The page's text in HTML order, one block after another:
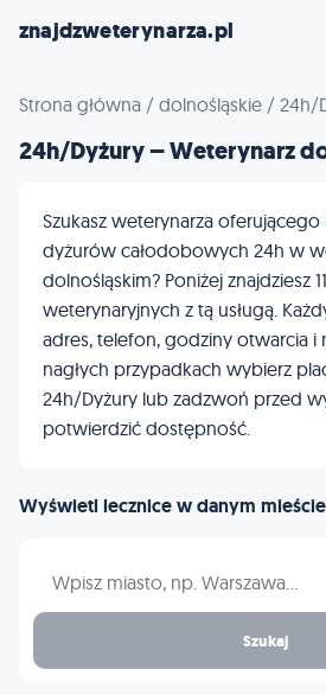
znajdzweterynarza.pl
Strona główna / dolnośląskie / 24h/
24h/Dyżury – Weterynarz
Szukasz weterynarza oferującego
dyżurów całodobowych 24h w
dolnośląskim? Poniżej znajdziesz
weterynaryjnych z tą usługą.
adres, telefon, godziny otwarcia i
nagłych przypadkach wybierz
24h/Dyżury lub zadzwoń przed
potwierdzić dostępność.
Wyświetl lecznice w danym
Szukaj